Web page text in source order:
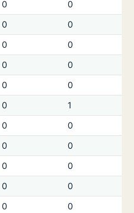
0
0
0
0
0
0
0
0
0
0
0
1
0
0
0
0
0
0
0
0
0
0